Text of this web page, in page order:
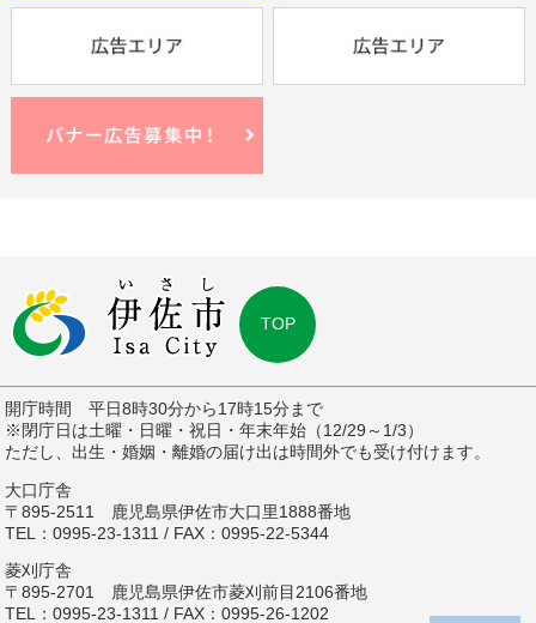
TOP
開庁時間 平日8時30分から17時15分まで
※閉庁日は土曜・日曜・祝日・年末年始（12/29～1/3）
ただし、出生・婚姻・離婚の届け出は時間外でも受け付けます。
大口庁舎
〒895-2511 鹿児島県伊佐市大口里1888番地
TEL：0995-23-1311 / FAX：0995-22-5344
菱刈庁舎
〒895-2701 鹿児島県伊佐市菱刈前目2106番地
TEL：0995-23-1311 / FAX：0995-26-1202